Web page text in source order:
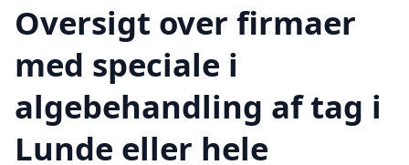
Oversigt over firmaer
med speciale i
algebehandling af tag i
Lunde eller hele